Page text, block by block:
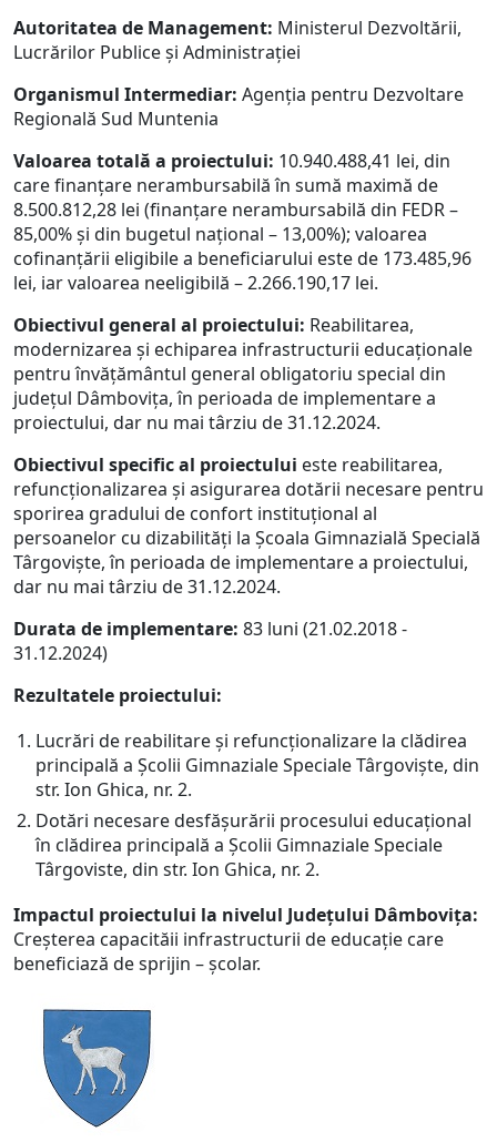
Autoritatea de Management: Ministerul Dezvoltării,
Lucrărilor Publice și Administrației
Organismul Intermediar: Agenția pentru Dezvoltare
Regională Sud Muntenia
Valoarea totală a proiectului: 10.940.488,41 lei, din
care finanțare nerambursabilă în sumă maximă de
8.500.812,28 lei (finanțare nerambursabilă din FEDR –
85,00% și din bugetul național – 13,00%); valoarea
cofinanțării eligibile a beneficiarului este de 173.485,96
lei, iar valoarea neeligibilă – 2.266.190,17 lei.
Obiectivul general al proiectului: Reabilitarea,
modernizarea și echiparea infrastructurii educaționale
pentru învățământul general obligatoriu special din
județul Dâmbovița, în perioada de implementare a
proiectului, dar nu mai târziu de 31.12.2024.
Obiectivul specific al proiectului este reabilitarea,
refuncționalizarea și asigurarea dotării necesare pentru
sporirea gradului de confort instituțional al
persoanelor cu dizabilități la Școala Gimnazială Specială
Târgoviște, în perioada de implementare a proiectului,
dar nu mai târziu de 31.12.2024.
Durata de implementare: 83 luni (21.02.2018 -
31.12.2024)
Rezultatele proiectului:
Lucrări de reabilitare și refuncționalizare la clădirea
principală a Școlii Gimnaziale Speciale Târgoviște, din
str. Ion Ghica, nr. 2.
Dotări necesare desfășurării procesului educațional
în clădirea principală a Școlii Gimnaziale Speciale
Târgoviste, din str. Ion Ghica, nr. 2.
Impactul proiectului la nivelul Județului Dâmbovița:
Creșterea capacităii infrastructurii de educație care
beneficiază de sprijin – școlar.